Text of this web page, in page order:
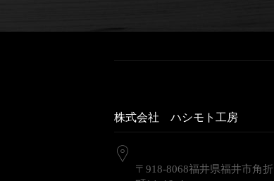
株式会社 ハシモト工房
〒918-8068福井県福井市角折